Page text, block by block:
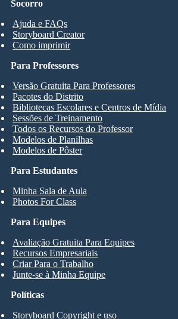
Socorro
Ajuda e FAQs
Storyboard Creator
Como imprimir
Para Estudantes
Minha Sala de Aula
Photos For Class
Para Professores
Versão Gratuita Para Professores
Pacotes do Distrito
Bibliotecas Escolares e Centros de Mídia
Sessões de Treinamento
Todos os Recursos do Professor
Modelos de Planilhas
Modelos de Pôster
Para Equipes
Avaliação Gratuita Para Equipes
Recursos Empresariais
Criar Para o Trabalho
Junte-se à Minha Equipe
Políticas
Storyboard Copyright e uso